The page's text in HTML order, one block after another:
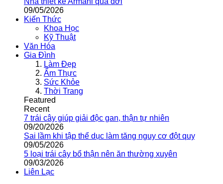
09/05/2026
Kiến Thức
Khoa Học
Kỹ Thuật
Văn Hóa
Gia Đình
Làm Đẹp
Ẩm Thực
Sức Khỏe
Thời Trang
Featured
Recent
7 trái cây giúp giải độc gan, thận tự nhiên
09/20/2026
Sai lầm khi tập thể dục làm tăng nguy cơ đột quỵ
09/05/2026
5 loại trái cây bổ thận nên ăn thường xuyên
09/03/2026
Liên Lạc